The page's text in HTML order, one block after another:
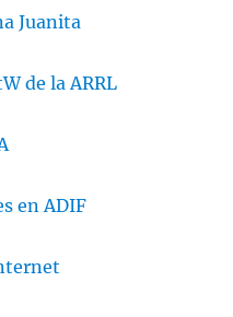
Juanita
de la ARRL
en ADIF